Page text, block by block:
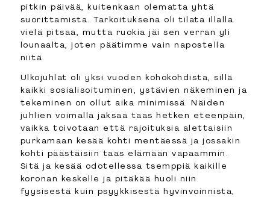
pitkin päivää, kuitenkaan olematta yhtä
suorittamista. Tarkoituksena oli tilata illalla
vielä pitsaa, mutta ruokia jäi sen verran yli
lounaalta, joten päätimme vain napostella
niitä.
Ulkojuhlat oli yksi vuoden kohokohdista, sillä
kaikki sosialisoituminen, ystävien näkeminen ja
tekeminen on ollut aika minimissä. Näiden
juhlien voimalla jaksaa taas hetken eteenpäin,
vaikka toivotaan että rajoituksia alettaisiin
purkamaan kesää kohti mentäessä ja jossakin
kohti päästäisiin taas elämään vapaammin.
Sitä ja kesää odotellessa tsemppiä kaikille
koronan keskelle ja pitäkää huoli niin
fyysisestä kuin psyykkisestä hyvinvoinnista,